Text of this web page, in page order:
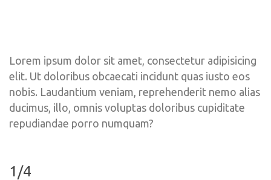
Lorem ipsum dolor sit amet, consectetur adipisicing
elit. Ut doloribus obcaecati incidunt quas iusto eos
nobis. Laudantium veniam, reprehenderit nemo alias
ducimus, illo, omnis voluptas doloribus cupiditate
repudiandae porro numquam?
1/4